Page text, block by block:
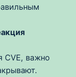
CVE, важно